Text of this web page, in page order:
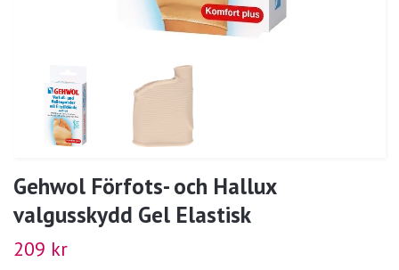
Gehwol Förfots- och Hallux
valgusskydd Gel Elastisk
209 kr